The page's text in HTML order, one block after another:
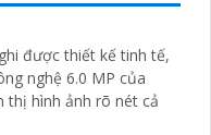
được thiết kế tinh tế,
thị hình ảnh rõ nét cả